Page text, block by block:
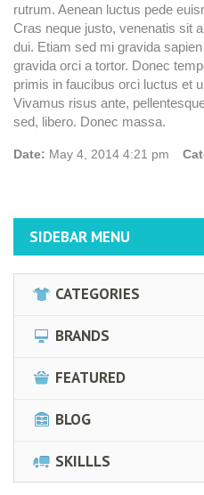
rutrum. Aenean luctus pede
Cras neque justo, venenatis sit
dui. Etiam sed mi gravida
gravida orci a tortor. Donec
primis in faucibus orci luctus et
Vivamus risus ante,
sed, libero. Donec massa.
Date: May 4, 2014 4:21 pm
SIDEBAR MENU
CATEGORIES
BRANDS
FEATURED
BLOG
SKILLLS